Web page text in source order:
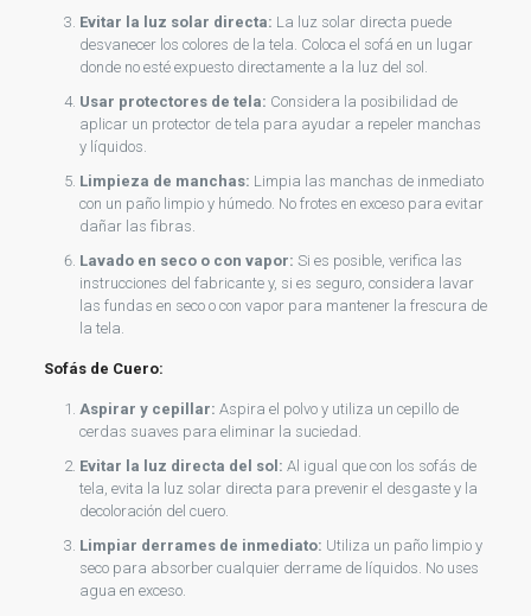
Evitar la luz solar directa: La luz solar directa puede
desvanecer los colores de la tela. Coloca el sofá en un lugar
donde no esté expuesto directamente a la luz del sol.
Usar protectores de tela: Considera la posibilidad de
aplicar un protector de tela para ayudar a repeler manchas
y líquidos.
Limpieza de manchas: Limpia las manchas de inmediato
con un paño limpio y húmedo. No frotes en exceso para evitar
dañar las fibras.
Lavado en seco o con vapor: Si es posible, verifica las
instrucciones del fabricante y, si es seguro, considera lavar
las fundas en seco o con vapor para mantener la frescura de
la tela.
Sofás de Cuero:
Aspirar y cepillar: Aspira el polvo y utiliza un cepillo de
cerdas suaves para eliminar la suciedad.
Evitar la luz directa del sol: Al igual que con los sofás de
tela, evita la luz solar directa para prevenir el desgaste y la
decoloración del cuero.
Limpiar derrames de inmediato: Utiliza un paño limpio y
seco para absorber cualquier derrame de líquidos. No uses
agua en exceso.